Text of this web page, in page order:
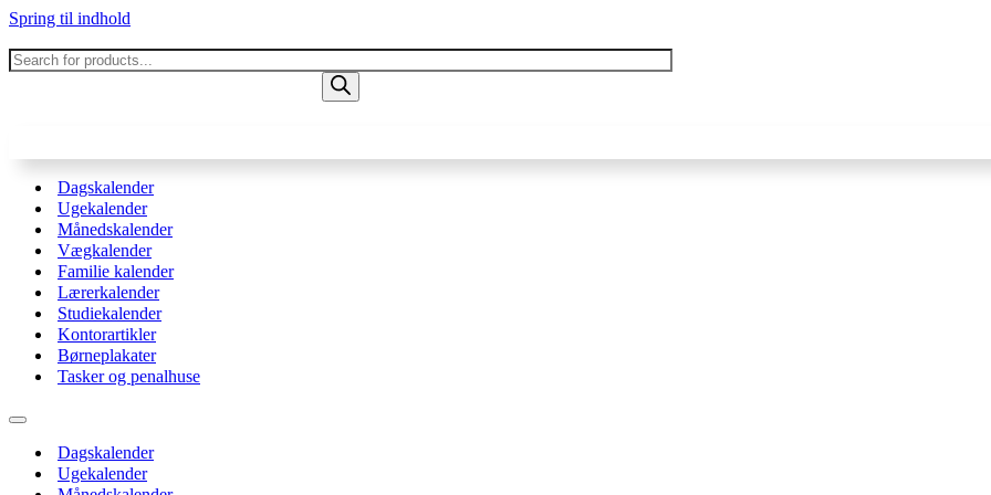
Spring til indhold
Products
search
Dagskalender
Ugekalender
Månedskalender
Vægkalender
Familie kalender
Lærerkalender
Studiekalender
Kontorartikler
Børneplakater
Tasker og penalhuse
Navigation
Dagskalender
Ugekalender